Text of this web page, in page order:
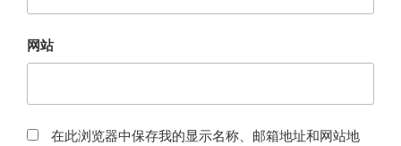
网站
在此浏览器中保存我的显示名称、邮箱地址和网站地